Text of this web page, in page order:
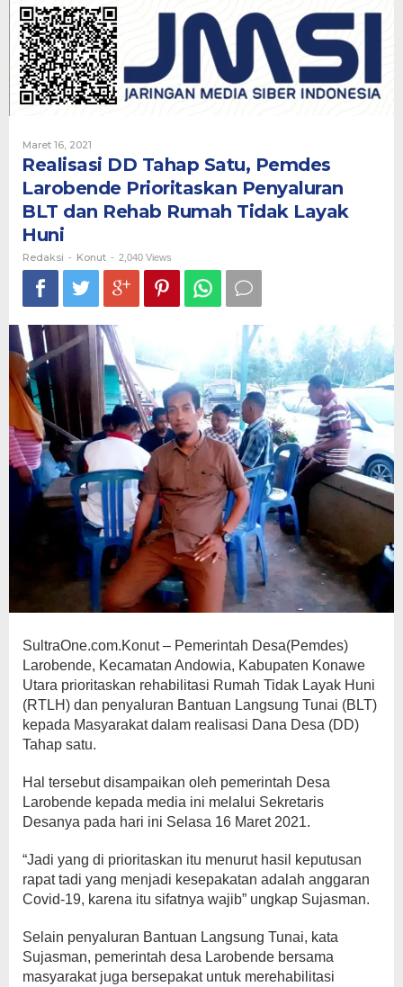
Pemdes
Larobende
Prioritaskan
Penyaluran
BLT
Layak
Huni
Maret 16, 2021
Redaksi
Realisasi DD Tahap Satu, Pemdes
Larobende Prioritaskan Penyaluran
BLT dan Rehab Rumah Tidak Layak
Huni
Redaksi - Konut - 2,040 Views
SultraOne.com.Konut – Pemerintah Desa(Pemdes)
Larobende, Kecamatan Andowia, Kabupaten Konawe
Utara prioritaskan rehabilitasi Rumah Tidak Layak Huni
(RTLH) dan penyaluran Bantuan Langsung Tunai (BLT)
kepada Masyarakat dalam realisasi Dana Desa (DD)
Tahap satu.
Hal tersebut disampaikan oleh pemerintah Desa
Larobende kepada media ini melalui Sekretaris
Desanya pada hari ini Selasa 16 Maret 2021.
“Jadi yang di prioritaskan itu menurut hasil keputusan
rapat tadi yang menjadi kesepakatan adalah anggaran
Covid-19, karena itu sifatnya wajib” ungkap Sujasman.
Selain penyaluran Bantuan Langsung Tunai, kata
Sujasman, pemerintah desa Larobende bersama
masyarakat juga bersepakat untuk merehabilitasi